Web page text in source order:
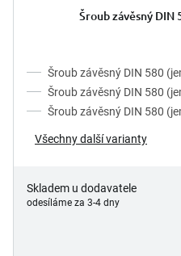
Šroub závěsný DIN
Šroub závěsný DIN 580
Šroub závěsný DIN 580
Šroub závěsný DIN 580
Všechny další varianty
Skladem u dodavatele
odesíláme za 3-4 dny